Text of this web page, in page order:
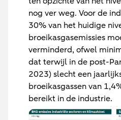
nog ver weg. Voor de
30% van het huidige
broeikasgasemissies
verminderd, ofwel
dat terwijl in de post-
2023) slecht een
broeikasgassen van
bereikt in de industrie.